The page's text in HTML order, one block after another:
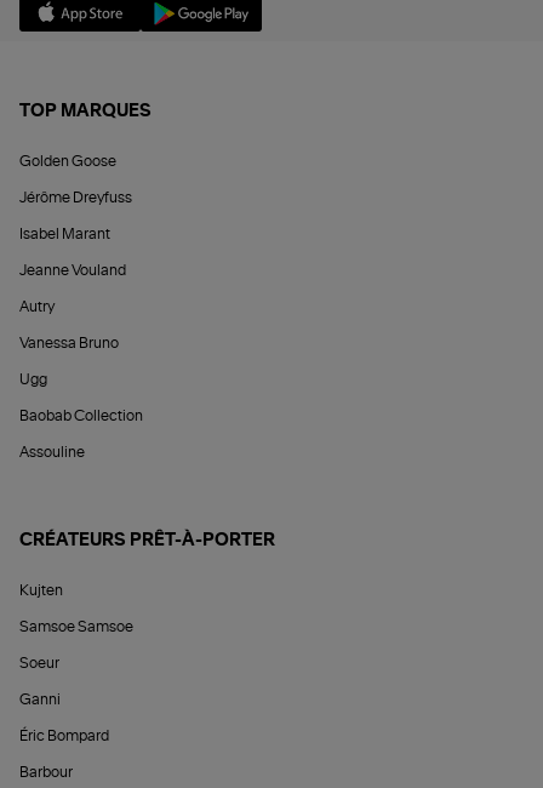
TOP MARQUES
Golden Goose
Jérôme Dreyfuss
Isabel Marant
Jeanne Vouland
Autry
Vanessa Bruno
Ugg
Baobab Collection
Assouline
CRÉATEURS PRÊT-À-PORTER
Kujten
Samsoe Samsoe
Soeur
Ganni
Éric Bompard
Barbour